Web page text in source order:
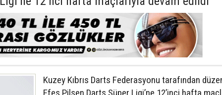
Kuzey Kıbrıs Darts Federasyonu tarafından
Efes Pilsen Darts Süper Ligi’ne 12’inci hafta